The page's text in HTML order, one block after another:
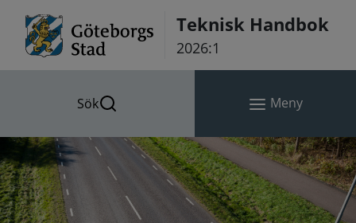
Teknisk Handbok
2026:1
Sök Meny